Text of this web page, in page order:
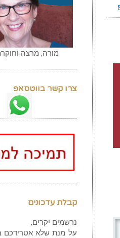
מורה, מרצה
צרו קשר בווטסאפ
קבלת עדכונים
נרשמים יקרים,
על מנת שלא אטרידכם